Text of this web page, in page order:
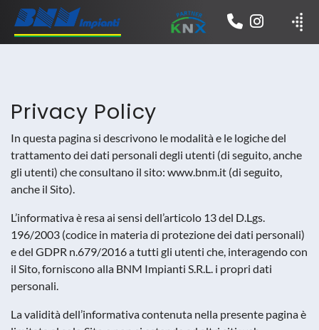
Privacy Policy
In questa pagina si descrivono le modalità e le logiche del
trattamento dei dati personali degli utenti (di seguito, anche
gli utenti) che consultano il sito: www.bnm.it (di seguito,
anche il Sito).
L’informativa è resa ai sensi dell’articolo 13 del D.Lgs.
196/2003 (codice in materia di protezione dei dati personali)
e del GDPR n.679/2016 a tutti gli utenti che, interagendo con
il Sito, forniscono alla BNM Impianti S.R.L. i propri dati
personali.
La validità dell’informativa contenuta nella presente pagina è